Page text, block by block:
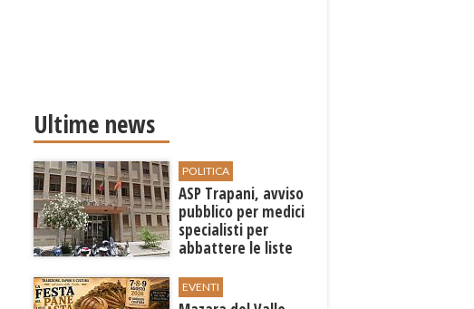
Ultime news
POLITICA
ASP Trapani, avviso
pubblico per medici
specialisti per
abbattere le liste
EVENTI